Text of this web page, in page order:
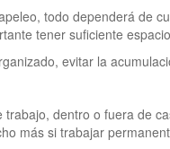
todo dependerá de
tener suficiente
evitar la
dentro o fuera de
más si trabajar